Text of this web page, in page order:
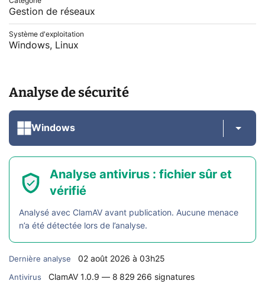
Gestion de réseaux
Système d'exploitation
Windows, Linux
Analyse de sécurité
Windows
Analyse antivirus : fichier sûr et
vérifié
Analysé avec ClamAV avant publication. Aucune menace
n’a été détectée lors de l’analyse.
Dernière analyse 02 août 2026 à 03h25
Antivirus ClamAV 1.0.9 — 8 829 266 signatures